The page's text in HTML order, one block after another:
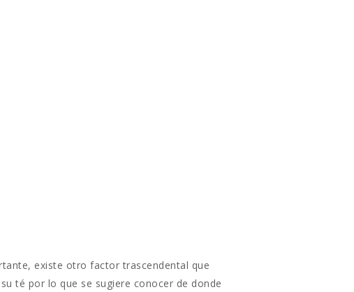
existe otro factor trascendental que
té por lo que se sugiere conocer de donde